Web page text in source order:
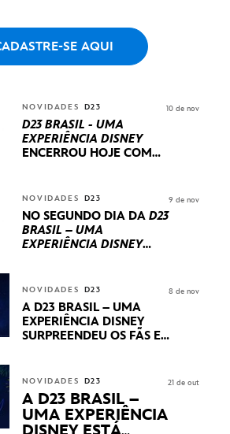
SE AQUI
NOVIDADES D23
D23 BRASIL - UMA
EXPERIÊNCIA DISNEY
ENCERROU HOJE COM
INTERNACIONAIS E
PRODUÇÕES BRASILEIRAS
10 de nov
NOVIDADES D23
NO SEGUNDO DIA DA D23
BRASIL – UMA
EXPERIÊNCIA DISNEY
STUDIOS REVELARAM
PRÉVIAS E NOVIDADES
DOS SEUS PRÓXIMOS
LANÇAMENTOS
9 de nov
NOVIDADES D23
A D23 BRASIL – UMA
EXPERIÊNCIA DISNEY
SURPREENDEU OS FÃS EM
APRESENTAÇÕES E
PRODUTOS EXCLUSIVOS
NO TRANSAMÉRICA EXPO
CENTER EM SÃO PAULO
8 de nov
NOVIDADES D23
A D23 BRASIL –
UMA EXPERIÊNCIA
21 de out